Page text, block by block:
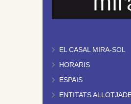
EL CASAL MIRA-SOL
HORARIS
ESPAIS
ENTITATS